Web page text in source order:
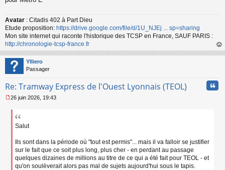
u
Avatar : Citadis 402 à Part Dieu
Etude proposition: https://drive.google.com/file/d/1U_NJEj ... sp=sharing
Mon site internet qui raconte l'historique des TCSP en France, SAUF PARIS :
http://chronologie-tcsp-france.fr
au
Ylliero
Passager
Re: Tramway Express de l'Ouest Lyonnais (TEOL)
e
26 juin 2026, 19:43
Salut
Ils sont dans la période où "tout est permis"... mais il va falloir se justifier
sur le fait que ce soit plus long, plus cher - en perdant au passage
quelques dizaines de millions au titre de ce qui a été fait pour TEOL - et
qu'on soulèverait alors pas mal de sujets aujourd'hui sous le tapis.